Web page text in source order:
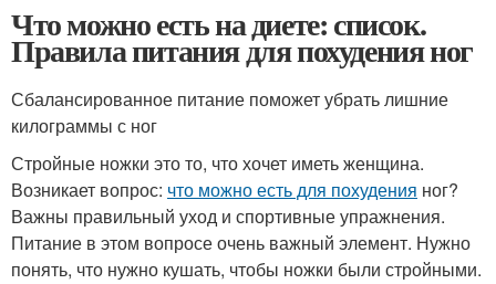
Что можно есть на диете: список.
Правила питания для похудения ног
Сбалансированное питание поможет убрать лишние
килограммы с ног
Стройные ножки это то, что хочет иметь женщина.
Возникает вопрос: что можно есть для похудения ног?
Важны правильный уход и спортивные упражнения.
Питание в этом вопросе очень важный элемент. Нужно
понять, что нужно кушать, чтобы ножки были стройными.